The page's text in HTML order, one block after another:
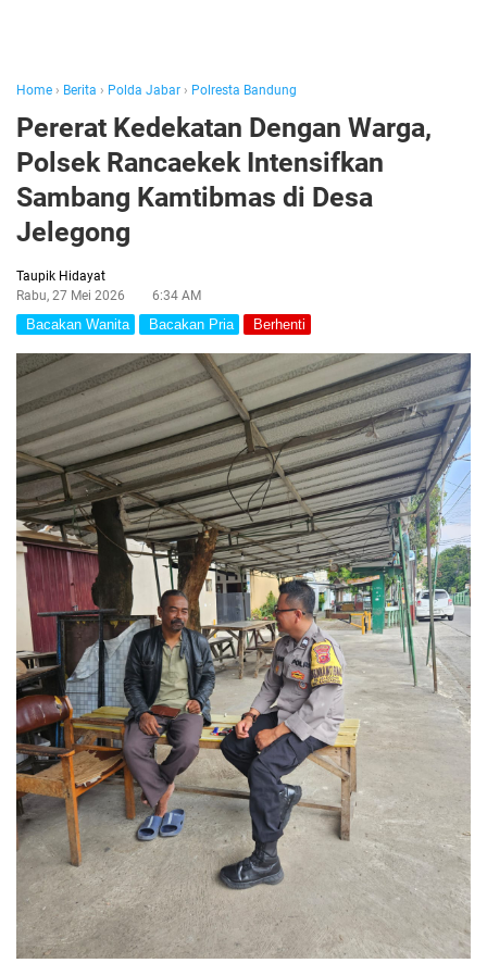
Home › Berita › Polda Jabar › Polresta Bandung
Pererat Kedekatan Dengan Warga,
Polsek Rancaekek Intensifkan
Sambang Kamtibmas di Desa
Jelegong
Taupik Hidayat
Rabu, 27 Mei 2026
6:34 AM
Bacakan Wanita Bacakan Pria Berhenti